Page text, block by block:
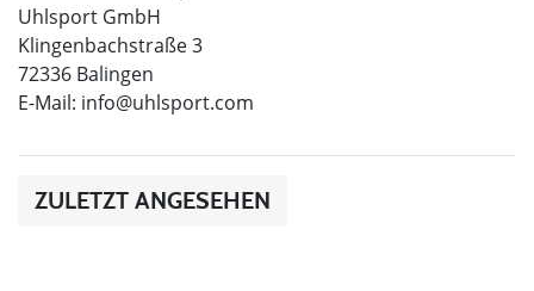
Uhlsport GmbH
Klingenbachstraße 3
72336 Balingen
E-Mail: info@uhlsport.com
ZULETZT ANGESEHEN